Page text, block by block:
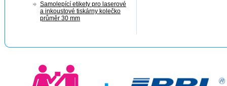
Samolepící etikety pro laserové
a inkoustové tiskárny kolečko
průměr 30 mm